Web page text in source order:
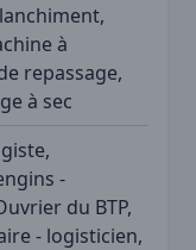
à
repassage,
à sec
-
du BTP,
- logisticien,